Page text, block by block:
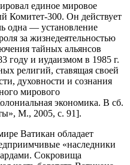
единое мировое
Комитет-300. Он действует
одна — установление
за жизнедеятельностью
тайных альянсов
году и иудаизмом в 1985 г.
религий, ставящая своей
духовности и сознания
мирового
экономика. В сб.
М., 2005, c. 91].
Ватикан обладает
«наследники
Сокровища